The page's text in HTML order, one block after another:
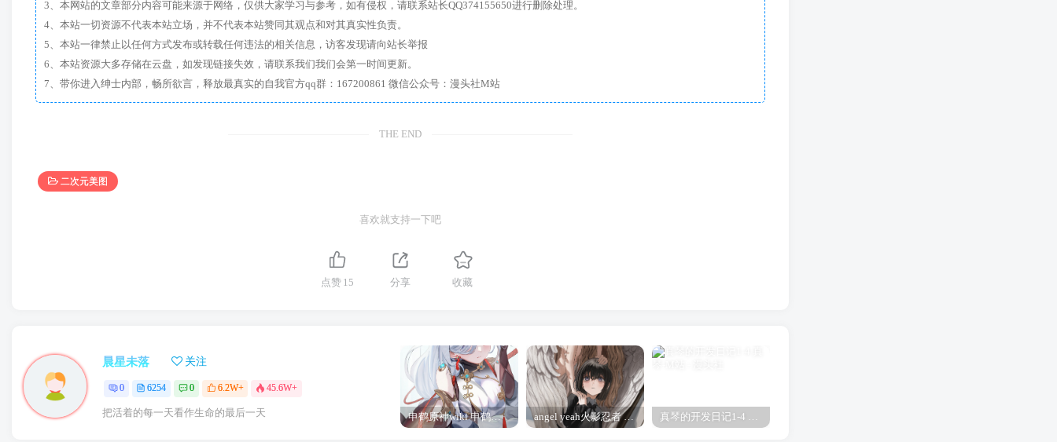
3、本网站的文章部分内容可能来源于网络，仅供大家学习与参考，如有侵权，请联系站长QQ374155650进行删除处理。
4、本站一切资源不代表本站立场，并不代表本站赞同其观点和对其真实性负责。
5、本站一律禁止以任何方式发布或转载任何违法的相关信息，访客发现请向站长举报
6、本站资源大多存储在云盘，如发现链接失效，请联系我们我们会第一时间更新。
7、带你进入绅士内部，畅所欲言，释放最真实的自我官方qq群：167200861 微信公众号：漫头社M站
THE END
二次元美图
喜欢就支持一下吧
点赞 15 分享 收藏
晨星未落 关注
0 6254 0 6.2W+ 45.6W+
把活着的每一天看作生命的最后一天 申鹤原神wiki 申鹤诞辰祭 angel yeah火影忍者 Angel 真琴的开发日记1-4 真琴